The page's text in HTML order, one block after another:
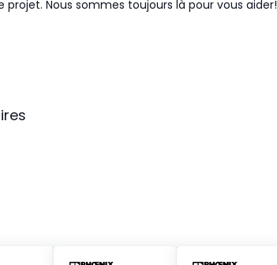
Nous sommes toujours là pour vous aider!